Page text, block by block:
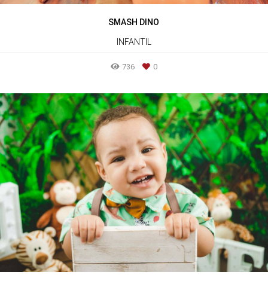
SMASH DINO
INFANTIL
736 0